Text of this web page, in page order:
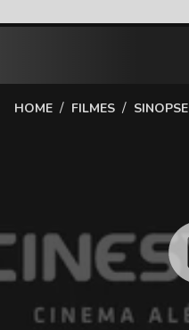
HOME / FILMES / SINOPSE